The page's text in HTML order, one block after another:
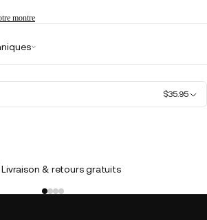
montre
$35.95
Livraison & retours gratuits